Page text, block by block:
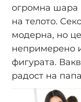
огромна шара
на телото.
модерна, но
непримерено
фигурата.
радост на